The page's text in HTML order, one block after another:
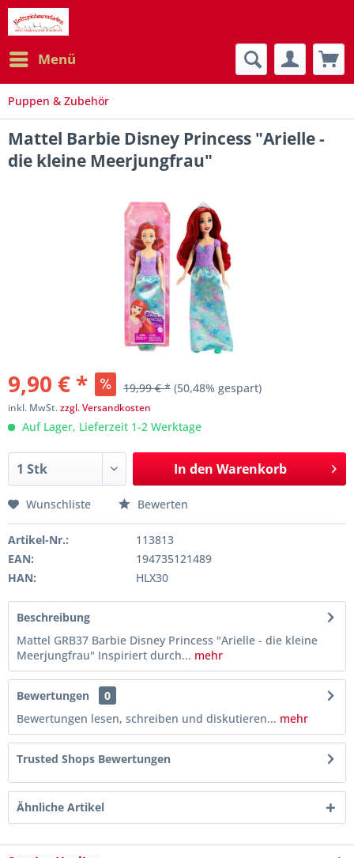
Menü
Puppen & Zubehör
Mattel Barbie Disney Princess "Arielle -
die kleine Meerjungfrau"
9,90 € * 19,99 € * (50,48% gespart)
inkl. MwSt.zzgl. Versandkosten
Auf Lager, Lieferzeit 1-2 Werktage
In den Warenkorb
Wunschliste Bewerten
Artikel-Nr.:
113813
EAN:
194735121489
HAN:
HLX30
Beschreibung
Mattel GRB37 Barbie Disney Princess "Arielle - die kleine
Meerjungfrau" Inspiriert durch... mehr
Bewertungen
0
Bewertungen lesen, schreiben und diskutieren... mehr
Trusted Shops Bewertungen
Ähnliche Artikel